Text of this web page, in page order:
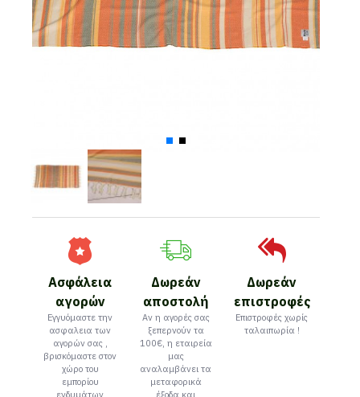
Ασφάλεια
αγορών
Εγγυόμαστε την
ασφαλεια των
αγορών σας ,
βρισκόμαστε στον
χώρο του
εμπορίου
ενδυμάτων
Δωρεάν
αποστολή
Αν η αγορές σας
ξεπερνούν τα
100€, η εταιρεία
μας
αναλαμβάνει τα
μεταφορικά
έξοδα και
Δωρεάν
επιστροφές
Επιστροφές χωρίς
ταλαιπωρία !